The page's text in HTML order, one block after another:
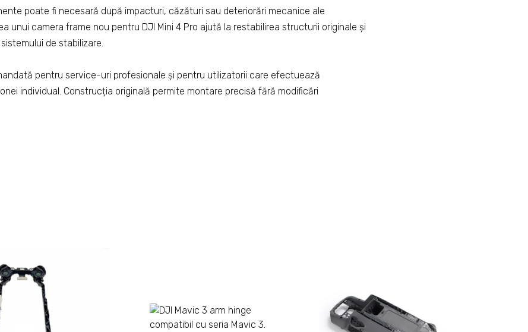
poate fi necesară după impacturi, căzături sau deteriorări mecanice ale
unui camera frame nou pentru DJI Mini 4 Pro ajută la restabilirea structurii originale și
de stabilizare.
pentru service-uri profesionale și pentru utilizatorii care efectuează
individual. Construcția originală permite montare precisă fără modificări